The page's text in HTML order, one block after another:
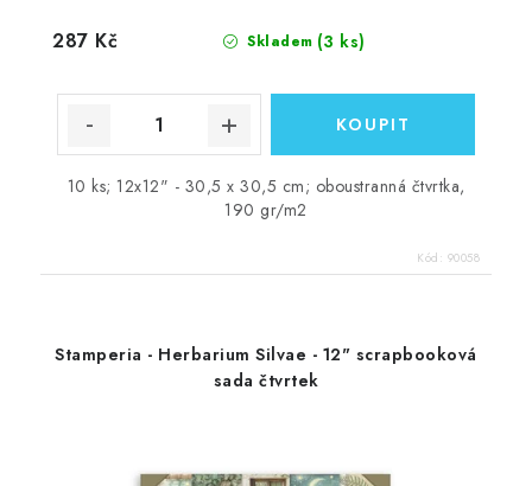
Skladem (3 ks)
287 Kč
10 ks; 12x12" - 30,5 x 30,5 cm; oboustranná čtvrtka,
190 gr/m2
Kód: 90058
Stamperia - Herbarium Silvae - 12" scrapbooková
sada čtvrtek